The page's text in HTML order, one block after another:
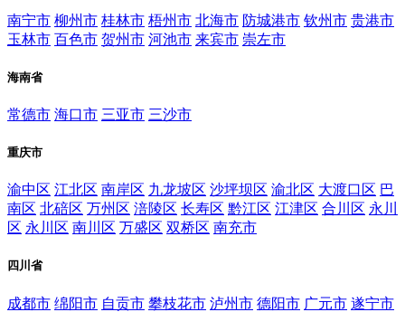
南宁市 柳州市 桂林市 梧州市 北海市 防城港市 钦州市 贵港市
玉林市 百色市 贺州市 河池市 来宾市 崇左市
海南省
常德市 海口市 三亚市 三沙市
重庆市
渝中区 江北区 南岸区 九龙坡区 沙坪坝区 渝北区 大渡口区 巴
南区 北碚区 万州区 涪陵区 长寿区 黔江区 江津区 合川区 永川
区 永川区 南川区 万盛区 双桥区 南充市
四川省
成都市 绵阳市 自贡市 攀枝花市 泸州市 德阳市 广元市 遂宁市